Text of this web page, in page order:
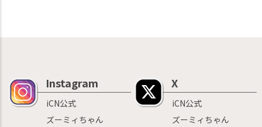
Instagram
iCN公式
ズーミィちゃん
X
iCN公式
ズーミィちゃん